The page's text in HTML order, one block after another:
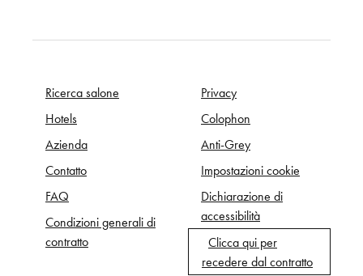
Ricerca salone
Hotels
Azienda
Contatto
FAQ
Condizioni generali di
contratto
Privacy
Colophon
Anti-Grey
Impostazioni cookie
Dichiarazione di
accessibilità
Clicca qui per
recedere dal contratto